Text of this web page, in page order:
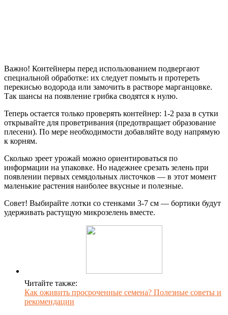
Важно! Контейнеры перед использованием подвергают
специальной обработке: их следует помыть и протереть
перекисью водорода или замочить в растворе марганцовке.
Так шансы на появление грибка сводятся к нулю.
Теперь остается только проверять контейнер: 1-2 раза в сутки
открывайте для проветривания (предотвращает образование
плесени). По мере необходимости добавляйте воду напрямую
к корням.
Сколько зреет урожай можно ориентироваться по
информации на упаковке. Но надежнее срезать зелень при
появлении первых семядольных листочков — в этот момент
маленькие растения наиболее вкусные и полезные.
Совет! Выбирайте лотки со стенками 3-7 см — бортики будут
удерживать растущую микрозелень вместе.
Читайте также:
Как оживить просроченные семена? Полезные советы и
рекомендации